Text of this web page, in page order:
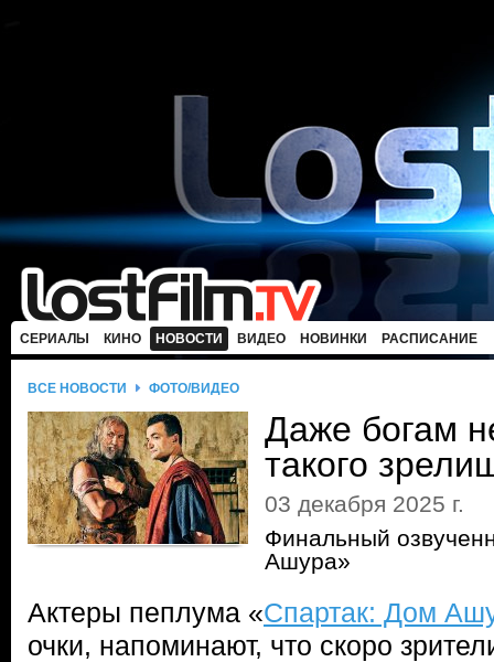
СЕРИАЛЫ КИНО НОВОСТИ ВИДЕО НОВИНКИ РАСПИСАНИЕ
ВСЕ НОВОСТИ ФОТО/ВИДЕО
Даже богам
такого
03 декабря 2025 г.
Финальный
Ашура»
Актеры пеплума «Спартак: Дом
очки, напоминают, что скоро